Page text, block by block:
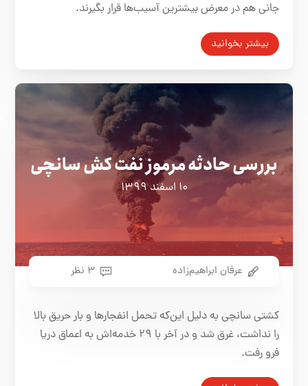
جانی هم در معرض بيشترين آسيب‌ها قرار بگيرند.
بیشتر بخوانید
بررسی حادثه مرموز نفت کش سانچی
۱۰ اسفند ۱۳۹۹
عرفان ابراهیم‌زاده ۳ نظر
کشتی سانچی به دلیل این‌که تحمل انفجارها و بار حریق بالا
را نداشت، غرق شد و در آخر با ۲۹ خدمه‌اش به اعماق دریا
فرو رفت.